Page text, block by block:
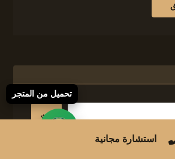
استشارة مجانية
تحميل من المتجر